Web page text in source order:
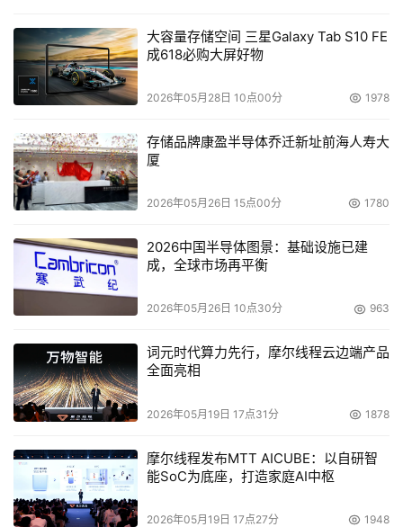
大容量存储空间 三星Galaxy Tab S10 FE
成618必购大屏好物
2026年05月28日 10点00分 1978
存储品牌康盈半导体乔迁新址前海人寿大
厦
2026年05月26日 15点00分 1780
2026中国半导体图景：基础设施已建
成，全球市场再平衡
2026年05月26日 10点30分 963
词元时代算力先行，摩尔线程云边端产品
全面亮相
2026年05月19日 17点31分 1878
摩尔线程发布MTT AICUBE：以自研智
能SoC为底座，打造家庭AI中枢
2026年05月19日 17点27分 1948